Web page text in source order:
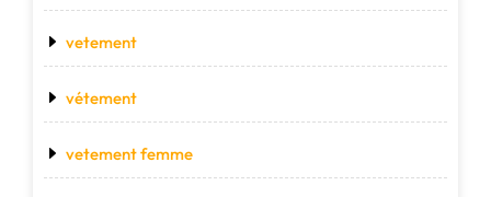
vetement
vétement
vetement femme